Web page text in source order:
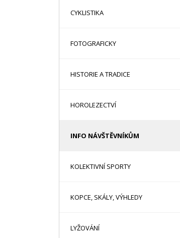
CYKLISTIKA
FOTOGRAFICKY
HISTORIE A TRADICE
HOROLEZECTVÍ
INFO NÁVŠTĚVNÍKŮM
KOLEKTIVNÍ SPORTY
KOPCE, SKÁLY, VÝHLEDY
LYŽOVÁNÍ